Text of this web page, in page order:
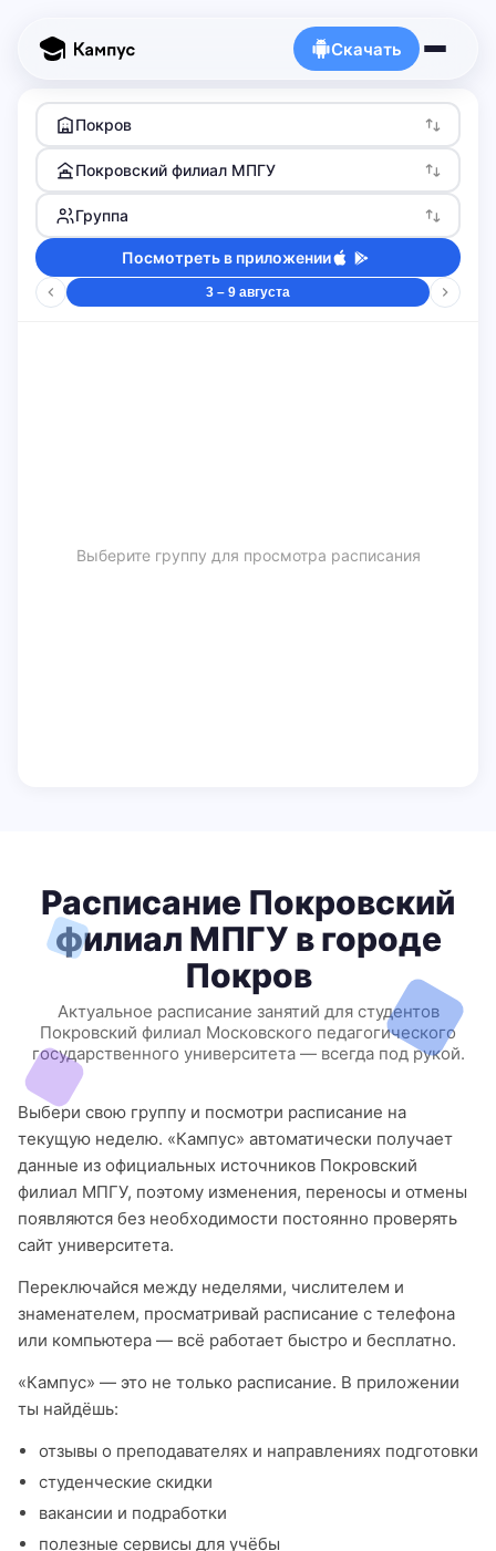
Скачать
Покров
Покровский филиал МПГУ
Группа
Посмотреть в приложении
3 – 9 августа
Выберите группу для просмотра расписания
Расписание Покровский
филиал МПГУ в городе
Покров
Актуальное расписание занятий для студентов
Покровский филиал Московского педагогического
государственного университета — всегда под рукой.
Выбери свою группу и посмотри расписание на
текущую неделю. «Кампус» автоматически получает
данные из официальных источников Покровский
филиал МПГУ, поэтому изменения, переносы и отмены
появляются без необходимости постоянно проверять
сайт университета.
Переключайся между неделями, числителем и
знаменателем, просматривай расписание с телефона
или компьютера — всё работает быстро и бесплатно.
«Кампус» — это не только расписание. В приложении
ты найдёшь:
отзывы о преподавателях и направлениях подготовки
студенческие скидки
вакансии и подработки
полезные сервисы для учёбы